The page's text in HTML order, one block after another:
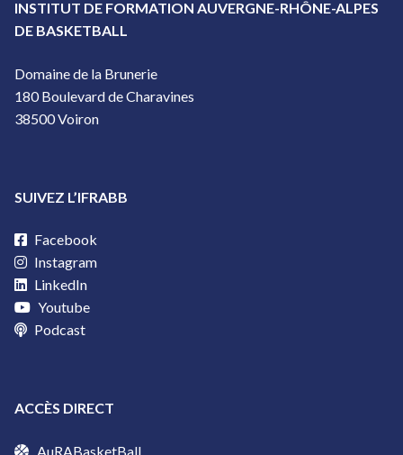
INSTITUT DE FORMATION AUVERGNE-RHÔNE-ALPES
DE BASKETBALL
Domaine de la Brunerie
180 Boulevard de Charavines
38500 Voiron
SUIVEZ L’IFRABB
Facebook
Instagram
LinkedIn
Youtube
Podcast
ACCÈS DIRECT
AuRABasketBall